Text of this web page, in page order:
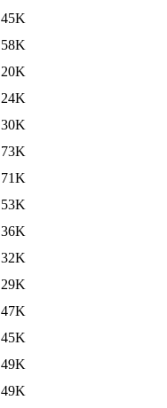
45K
58K
20K
24K
30K
73K
71K
53K
36K
32K
29K
47K
45K
49K
49K